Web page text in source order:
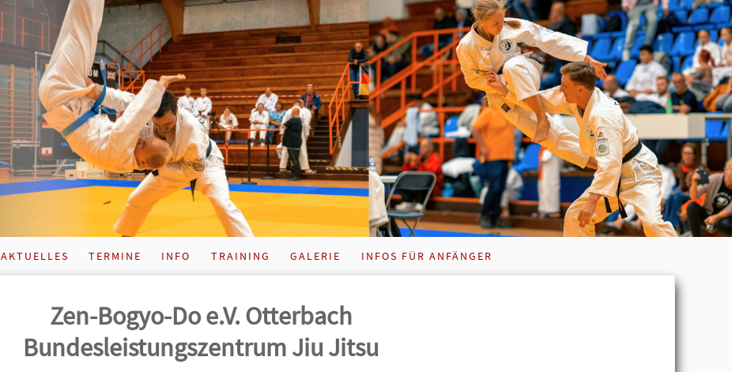
AKTUELLES TERMINE INFO TRAINING GALERIE INFOS FÜR ANFÄNGER
Zen-Bogyo-Do e.V. Otterbach
Bundes­leistungs­zentrum Jiu Jitsu